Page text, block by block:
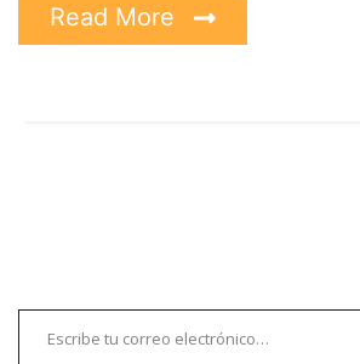
Read More
Escribe tu correo electrónico…